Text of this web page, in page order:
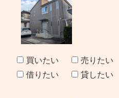
買いたい
売りたい
借りたい
貸したい